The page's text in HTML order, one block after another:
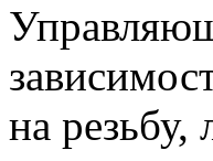
на резьбу,